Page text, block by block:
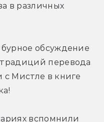
в различных
обсуждение
перевода
Мистле в книге
вспомнили